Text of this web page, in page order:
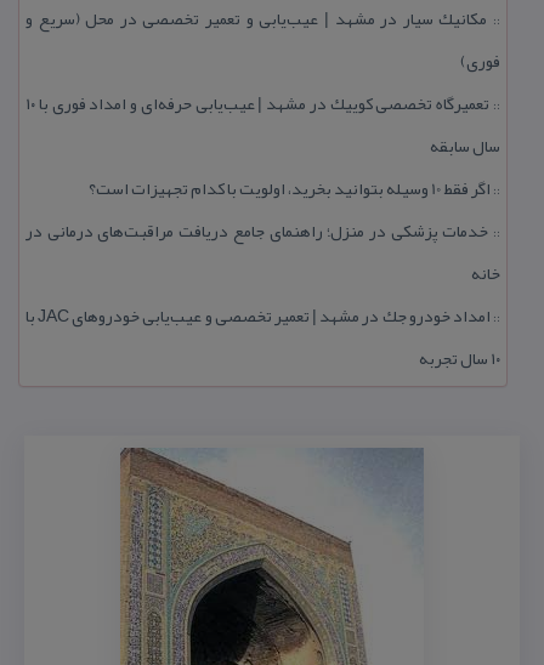
:: مكانیك سیار در مشهد | عیب‌یابی و تعمیر تخصصی در محل (سریع و
فوری)
::
تعمیرگاه تخصصی كوییك در مشهد | عیب‌یابی حرفه‌ای و امداد فوری با ۱۰
سال سابقه
:: اگر فقط 10 وسیله بتوانید بخرید، اولویت با كدام تجهیزات است؟
:: خدمات پزشكی در منزل؛ راهنمای جامع دریافت مراقبت‌های درمانی در
خانه
::
امداد خودرو جك در مشهد | تعمیر تخصصی و عیب‌یابی خودروهای JAC با
۱۰ سال تجربه